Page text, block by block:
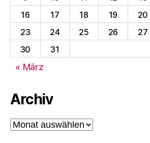
16
17 18 19 20
23
24 25 26 27
30
31
« März
Archiv
Archiv